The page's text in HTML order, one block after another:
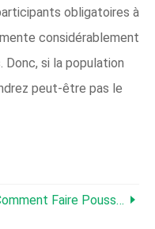
obligatoires à
considérablement
si la population
peut-être pas le
Faire Pousser Des Coings Dans Des Conteneurs - Conseils Pour Faire Pousser Des Coings Dans Un Pot